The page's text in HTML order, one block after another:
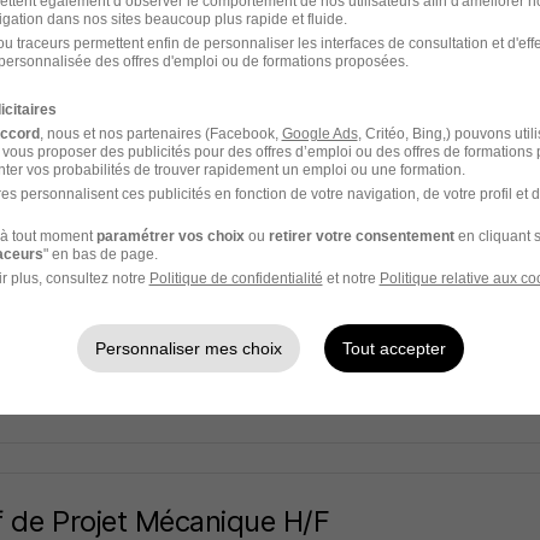
01 CDD 3 100 - 3 450 € / mois
Vie Série - Électronique - Débuggage
de Projet Mécanique H/F
dans nos sites beaucoup plus rapide et fluide.
traceurs permettent enfin de personnaliser les interfaces de consultation et
des offres d'emploi ou de formations proposées.
, nous et nos partenaires (Facebook, Google Ads, Critéo, Bing,) pouvons
proposer des publicités pour des offres d’emploi ou des offres de formations
vos probabilités de trouver rapidement un emploi ou une formation.
personnalisent ces publicités en fonction de votre navigation, de votre profil et
tout moment paramétrer vos choix ou retirer votre consentementen cliquant
" en bas de page.
plus, consultez notre Politique de confidentialité et notre Politique relative aux
Personnaliser mes choix Tout accepter